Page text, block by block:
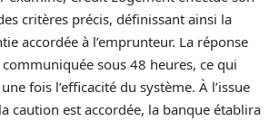
critères précis, définissant ainsi la
accordée à l’emprunteur. La réponse
sous 48 heures, ce qui
fois l’efficacité du système. À l’issue
caution est accordée, la banque établira